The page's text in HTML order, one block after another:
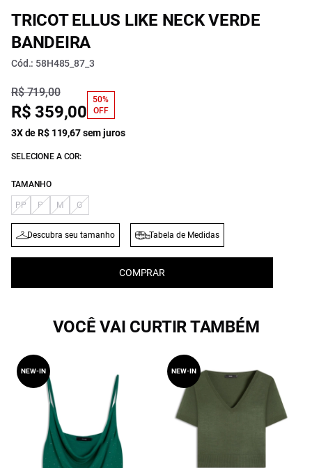
TRICOT ELLUS LIKE NECK VERDE
BANDEIRA
Cód.: 58H485_87_3
R$ 719,00
R$ 359,00
50%
OFF
3X de R$ 119,67 sem juros
SELECIONE A COR:
TAMANHO
PP P M G
Descubra seu tamanho Tabela de Medidas
COMPRAR
VOCÊ VAI CURTIR TAMBÉM
NEW-IN NEW-IN